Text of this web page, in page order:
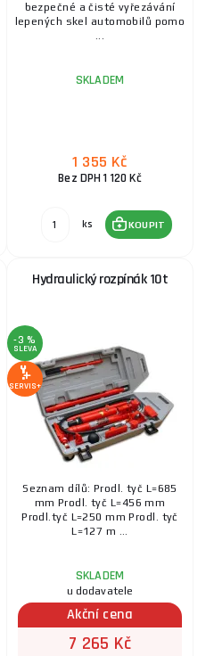
bezpečné a čisté vyřezávání
lepených skel automobilů pomo
...
SKLADEM
1 355 Kč
Bez DPH 1 120 Kč
ks KOUPIT
Hydraulický rozpínák 10t
-3 %
SLEVA
SERVIS+
Seznam dílů: Prodl. tyč L=685
mm Prodl. tyč L=456 mm
Prodl.tyč L=250 mm Prodl. tyč
L=127 m ...
SKLADEM
u dodavatele
Akční cena
7 265 Kč